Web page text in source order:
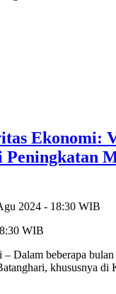
Ekonomi:
Peningkatan
2024 - 18:30 WIB
WIB
Dalam beberapa
khususnya di